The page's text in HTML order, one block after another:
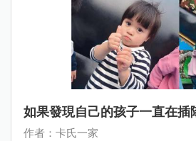
如果發現自己的孩子一直在插
作者：卡氏一家